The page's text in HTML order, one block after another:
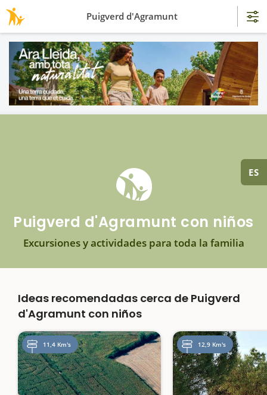
ES
Puigverd d'Agramunt con niños
Excursiones y actividades para toda la familia
Ideas recomendadas cerca de Puigverd
d'Agramunt con niños
11,4 Km's 12,9 Km's
Puigverd d'Agramunt